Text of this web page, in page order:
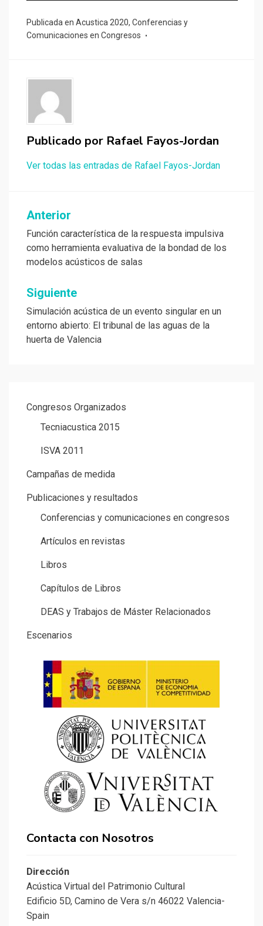
Publicada en Acustica 2020, Conferencias y
Comunicaciones en Congresos
Publicado por Rafael Fayos-Jordan
Ver todas las entradas de Rafael Fayos-Jordan
Navegación
de
entradas
Anterior
Función característica de la respuesta impulsiva
como herramienta evaluativa de la bondad de los
modelos acústicos de salas
Siguiente
Simulación acústica de un evento singular en un
entorno abierto: El tribunal de las aguas de la
huerta de Valencia
Congresos Organizados
Tecniacustica 2015
ISVA 2011
Campañas de medida
Publicaciones y resultados
Conferencias y comunicaciones en congresos
Artículos en revistas
Libros
Capítulos de Libros
DEAS y Trabajos de Máster Relacionados
Escenarios
Contacta con Nosotros
Dirección
Acústica Virtual del Patrimonio Cultural
Edificio 5D, Camino de Vera s/n 46022 Valencia-
Spain